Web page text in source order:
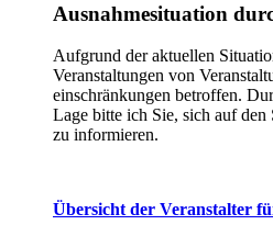
Ausnahmesituation
Aufgrund der aktuellen
Veranstaltungen von
einschränkungen betroffen.
Lage bitte ich Sie, sich auf den
zu informieren.
Übersicht der Veranstalter